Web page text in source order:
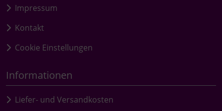
Impressum
Kontakt
Cookie Einstellungen
Informationen
Liefer- und Versandkosten